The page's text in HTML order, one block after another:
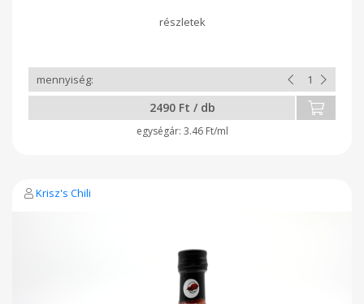
2490 Ft / db
3.46 Ft/ml
Krisz's Chili